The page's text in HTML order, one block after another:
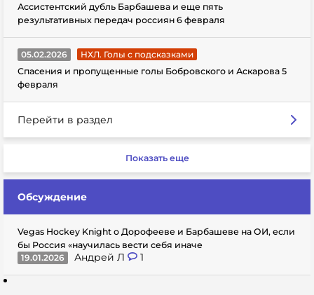
Ассистентский дубль Барбашева и еще пять
результативных передач россиян 6 февраля
05.02.2026
НХЛ. Голы с подсказками
Спасения и пропущенные голы Бобровского и Аскарова 5
февраля
Перейти в раздел
Показать еще
Обсуждение
Vegas Hockey Knight о Дорофееве и Барбашеве на ОИ, если
бы Россия «научилась вести себя иначе
19.01.2026
Андрей Л 1